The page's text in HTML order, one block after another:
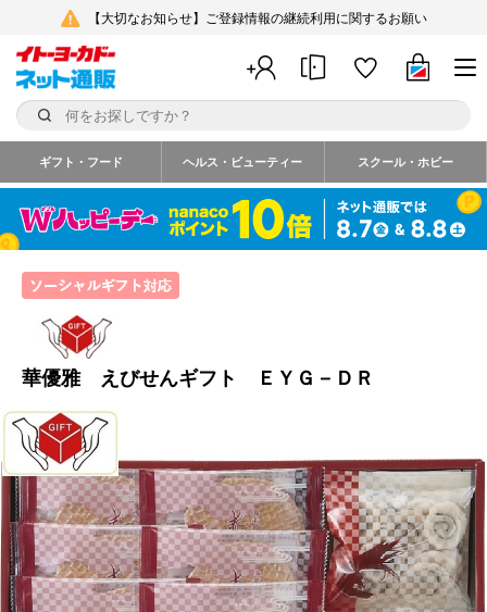
【大切なお知らせ】ご登録情報の継続利用に関するお願い
ギフト・フード ヘルス・ビューティー スクール・ホビー
華優雅 えびせんギフト ＥＹＧ－ＤＲ